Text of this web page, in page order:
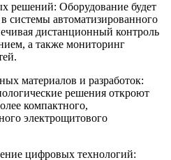
решений: Оборудование будет
системы автоматизированного
дистанционный контроль
а также мониторинг
материалов и разработок:
решения откроют
компактного,
электрощитового
цифровых технологий: